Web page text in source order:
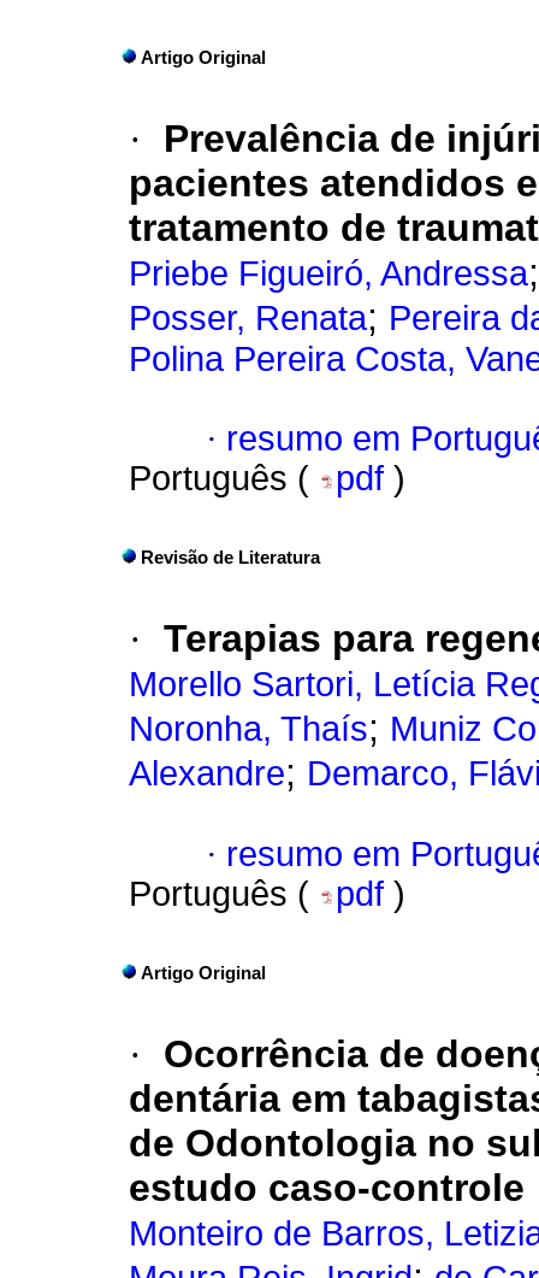
Artigo Original
·
Prevalência de
pacientes atendidos
tratamento de
Priebe Figueiró, Andressa
Posser, Renata; Pereira
Polina Pereira Costa,
· resumo em
Português (
pdf )
Revisão de Literatura
· Terapias para
Morello Sartori, Letícia
Noronha, Thaís; Muniz
Alexandre; Demarco,
· resumo em
Português (
pdf )
Artigo Original
·
Ocorrência de
dentária em
de Odontologia no
estudo caso-controle
Monteiro de Barros,